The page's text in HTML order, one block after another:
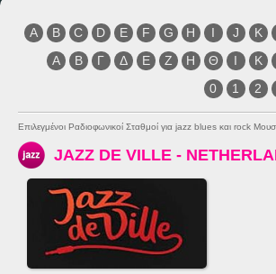
A B C D E F G H I J K
Α
Β Γ Δ Ε Ζ Η Θ Ι Κ
0
1 2
Επιλεγμένοι Ραδιοφωνικοί Σταθμοί για jazz blues και rock
JAZZ DE VILLE -